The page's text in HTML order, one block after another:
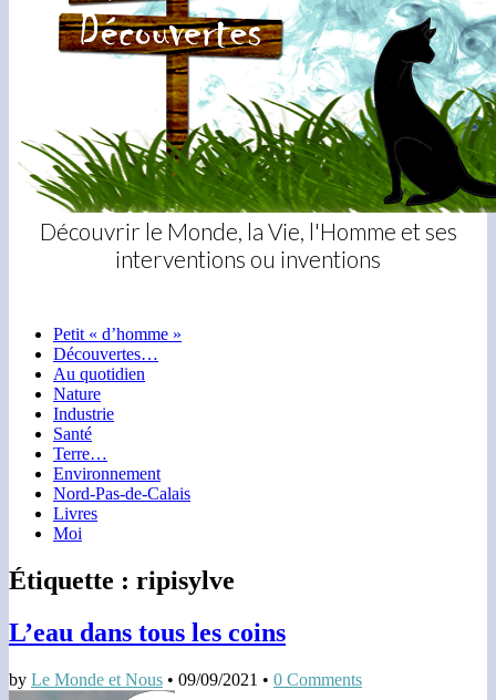
Découvrir le Monde, la Vie, l'Homme et ses
interventions ou inventions
Main
menu
Skip
content
Petit « d’homme »
Découvertes…
Au quotidien
Nature
Industrie
Santé
Terre…
Environnement
Nord-Pas-de-Calais
Livres
Moi
Étiquette : ripisylve
L’eau dans tous les coins
by Le Monde et Nous • 09/09/2021 • 0 Comments